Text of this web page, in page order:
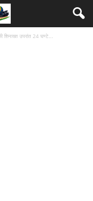
शिनाख्त उपरांत 24 घण्टे...